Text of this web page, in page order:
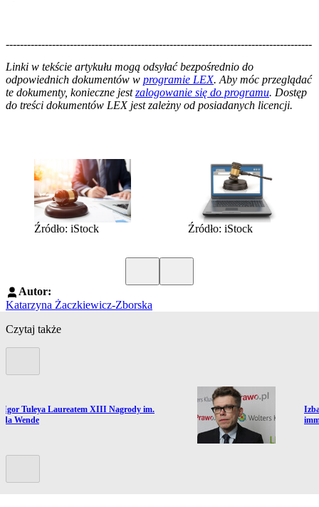
--------------------------------------------------------------------------------------
Linki w tekście artykułu mogą odsyłać bezpośrednio do
odpowiednich dokumentów w programie LEX. Aby móc przeglądać
te dokumenty, konieczne jestzalogowanie się do programu. Dostęp
do treści dokumentów LEX jest zależny od posiadanych licencji.
Źródło: iStock Źródło: iStock
Autor:
Katarzyna Żaczkiewicz-Zborska
Czytaj także
do artykułu:
Igor Tuleya Laureatem XIII Nagrody im.
Wende